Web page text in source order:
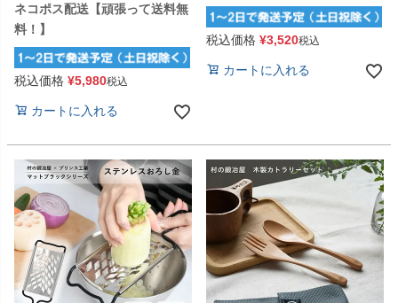
ネコポス配送【頑張って送料無
料！】
税込価格 ¥5,980税込
カートに入れる
税込価格 ¥3,520税込
カートに入れる